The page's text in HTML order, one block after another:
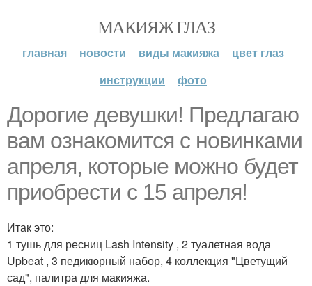
МАКИЯЖ ГЛАЗ
главная новости виды макияжа
цвет глаз
инструкции
фото
Дорогие девушки! Предлагаю
вам ознакомится с новинками
апреля, которые можно будет
приобрести с 15 апреля!
Итак это:
1 тушь для ресниц Lash Intensity , 2 туалетная вода
Upbeat , 3 педикюрный набор, 4 коллекция "Цветущий
сад", палитра для макияжа.